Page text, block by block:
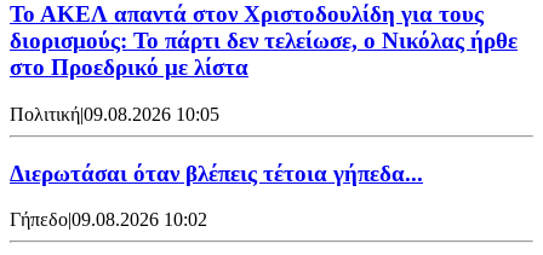
Το ΑΚΕΛ απαντά στον Χριστοδουλίδη για τους
διορισμούς: Το πάρτι δεν τελείωσε, ο Νικόλας ήρθε
στο Προεδρικό με λίστα
Πολιτική|09.08.2026 10:05
Διερωτάσαι όταν βλέπεις τέτοια γήπεδα...
Γήπεδο|09.08.2026 10:02